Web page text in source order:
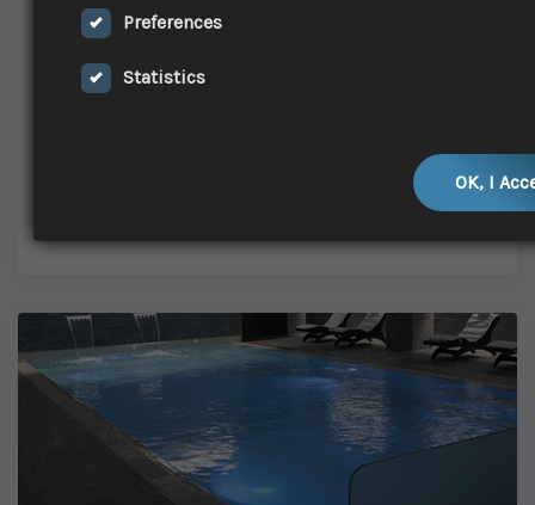
Pubblicato il: 4 set, 2025
L’appuntamento scientifico e culturale di
Leggi di più
Preferences
Statistics
OK, I